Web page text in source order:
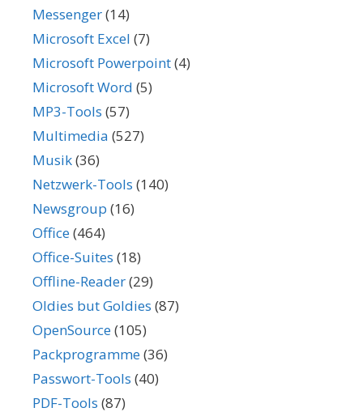
Messenger(14)
Microsoft Excel (7)
Microsoft Powerpoint(4)
Microsoft Word (5)
MP3-Tools (57)
Multimedia (527)
Musik(36)
Netzwerk-Tools (140)
Newsgroup (16)
Office(464)
Office-Suites (18)
Offline-Reader(29)
Oldies but Goldies (87)
OpenSource(105)
Packprogramme(36)
Passwort-Tools (40)
PDF-Tools (87)